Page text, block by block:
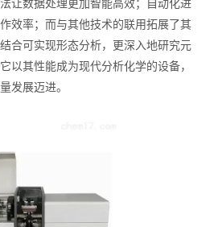
让数据处理更加智能高效；自动化进
效率；而与其他技术的联用拓展了其
合可实现形态分析，更深入地研究元
以其性能成为现代分析化学的设备，
发展迈进。